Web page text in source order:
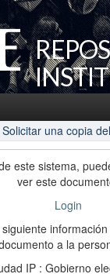
Solicitar una copia
este sistema,
ver este
Login
a la
IP : Gobierno